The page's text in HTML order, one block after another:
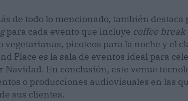
de todo lo mencionado, también destaca
para cada evento que incluye coffee break
vegetarianas, picoteos para la noche y el
Place es la sala de eventos ideal para
Navidad. En conclusión, este venue
o producciones audiovisuales en las
sus clientes.